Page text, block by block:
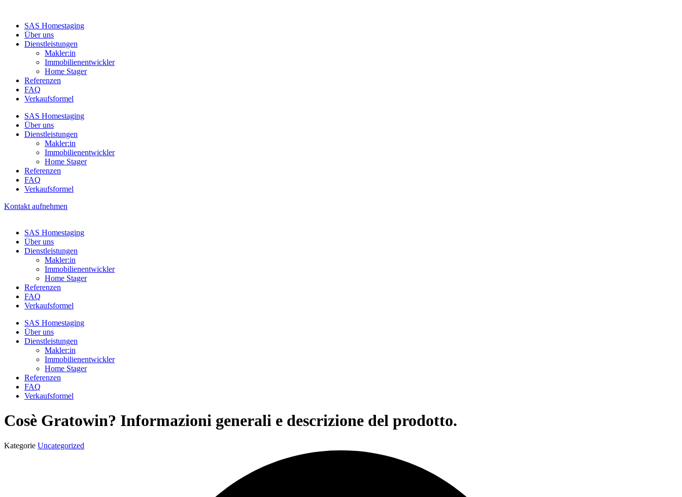
SAS Homestaging
Über uns
Dienstleistungen
Makler:in
Immobilienentwickler
Home Stager
Referenzen
FAQ
Verkaufsformel
SAS Homestaging
Über uns
Dienstleistungen
Makler:in
Immobilienentwickler
Home Stager
Referenzen
FAQ
Verkaufsformel
Kontakt aufnehmen
SAS Homestaging
Über uns
Dienstleistungen
Makler:in
Immobilienentwickler
Home Stager
Referenzen
FAQ
Verkaufsformel
SAS Homestaging
Über uns
Dienstleistungen
Makler:in
Immobilienentwickler
Home Stager
Referenzen
FAQ
Verkaufsformel
Cosè Gratowin? Informazioni generali e descrizione del prodotto.
Kategorie Uncategorized